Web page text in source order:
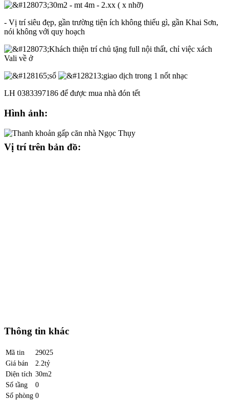
30m2 - mt 4m - 2.xx ( x nhỡ)
- Vị trí siêu đẹp, gần trường tiện ích không thiếu gì, gần Khai Sơn,
nói không với quy hoạch
Khách thiện trí chủ tặng full nội thất, chỉ việc xách
Vali về ở
sổ
giao dịch trong 1 nốt nhạc
LH 0383397186 để được mua nhà đón tết
Hình ảnh:
Vị trí trên bản đồ:
Thông tin khác
Mã tin
29025
Giá bán
2.2tỷ
Diện tích 30m2
Số tầng
0
Số phòng 0